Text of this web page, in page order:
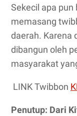
Sekecil apa
memasang
daerah. Karena
dibangun oleh
masyarakat
LINK Twibbon
Penutup: Dari